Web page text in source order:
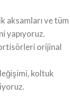
aksamları ve tüm
yapıyoruz.
orijinal
koltuk